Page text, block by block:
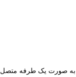
و به صورت یک طرفه متصل